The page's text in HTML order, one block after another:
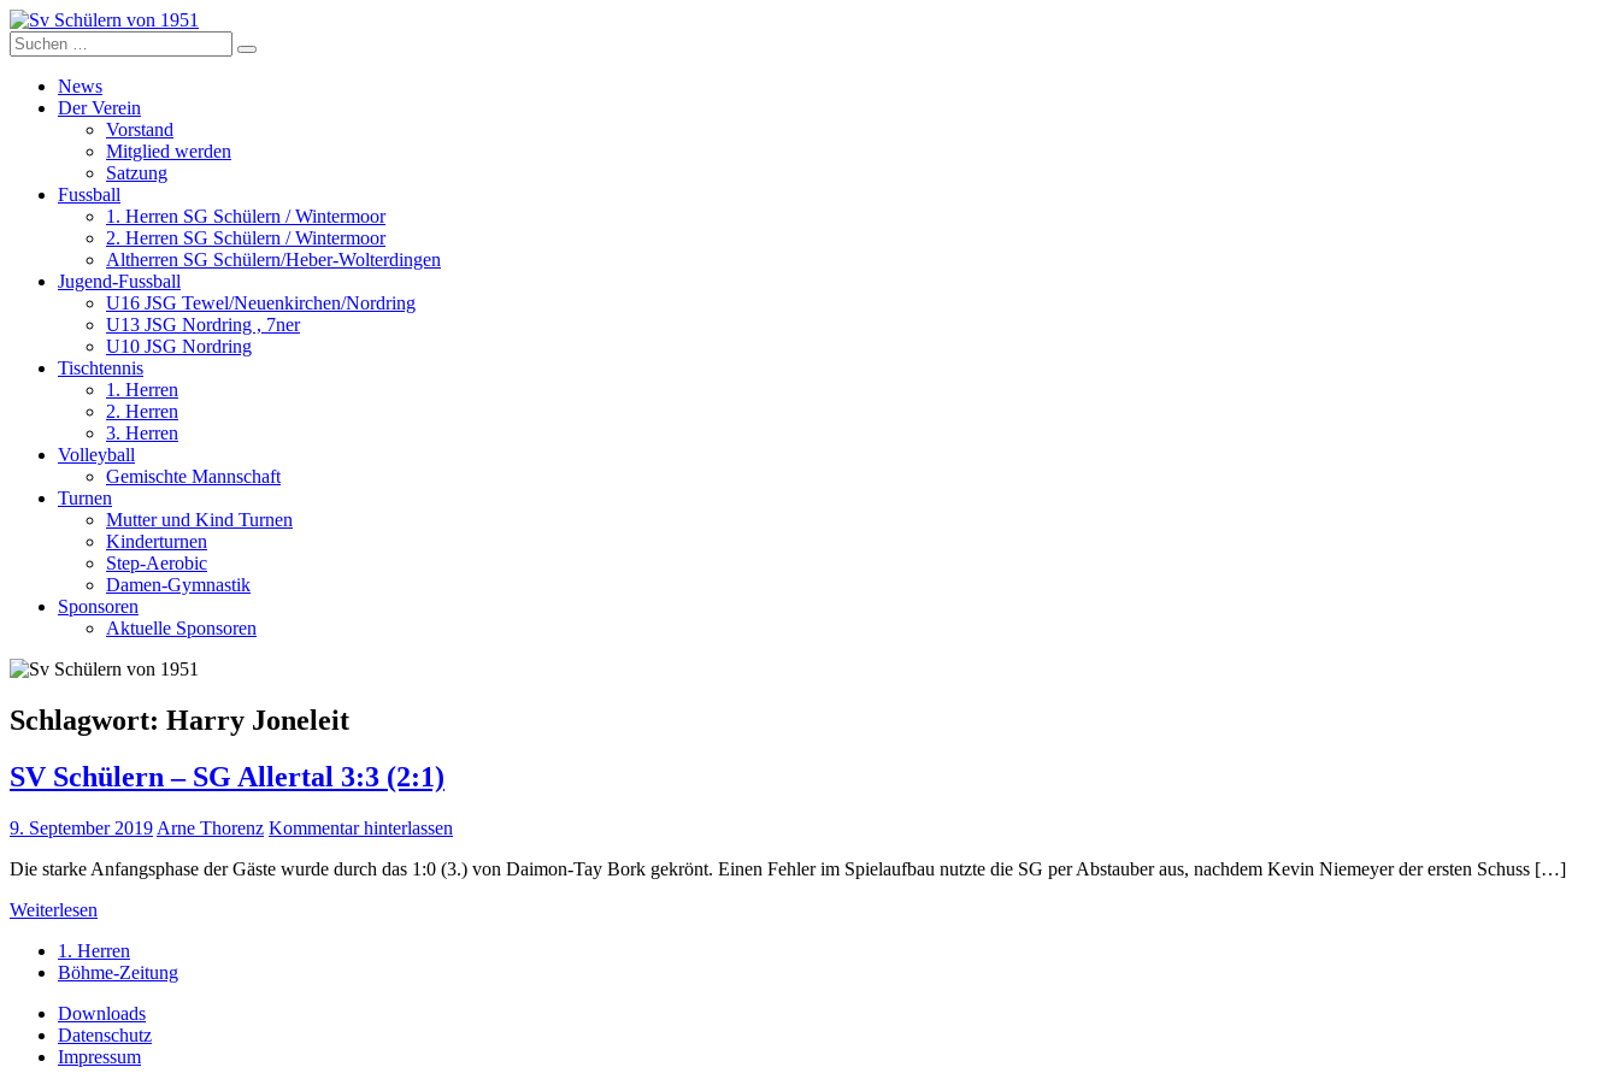
Zum
Inhalt
springen
Sv Schülern von 1951
Dorffussball in Schneverdingen
Suche
nach:
News
Der Verein
Vorstand
Mitglied werden
Satzung
Fussball
1. Herren SG Schülern / Wintermoor
2. Herren SG Schülern / Wintermoor
Altherren SG Schülern/Heber-Wolterdingen
Jugend-Fussball
U16 JSG Tewel/Neuenkirchen/Nordring
U13 JSG Nordring , 7ner
U10 JSG Nordring
Tischtennis
1. Herren
2. Herren
3. Herren
Volleyball
Gemischte Mannschaft
Turnen
Mutter und Kind Turnen
Kinderturnen
Step-Aerobic
Damen-Gymnastik
Sponsoren
Aktuelle Sponsoren
Schlagwort: Harry Joneleit
SV Schülern – SG Allertal 3:3 (2:1)
9. September 2019 Arne Thorenz Kommentar hinterlassen
Die starke Anfangsphase der Gäste wurde durch das 1:0 (3.) von Daimon-Tay Bork gekrönt. Einen Fehler im Spielaufbau nutzte die SG per Abstauber aus, nachdem Kevin Niemeyer der ersten Schuss […]
Weiterlesen
1. Herren
Böhme-Zeitung
Downloads
Datenschutz
Impressum